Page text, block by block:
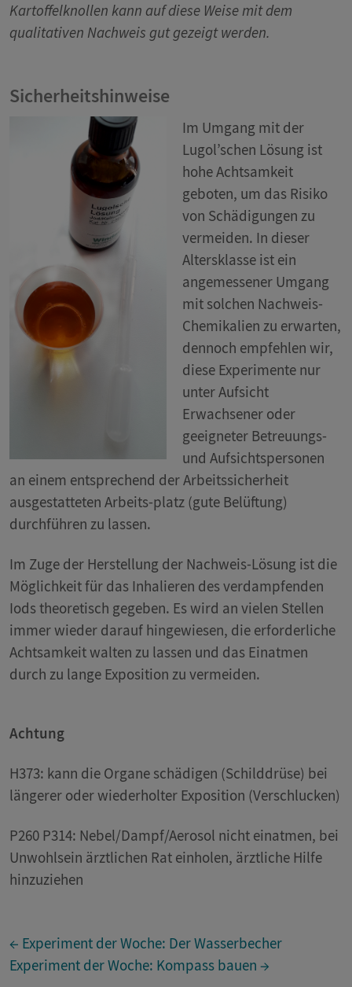
Kartoffelknollen kann auf diese Weise mit dem
qualitativen Nachweis gut gezeigt werden.
Sicherheitshinweise
Im Umgang mit der
Lugol’schen Lösung ist
hohe Achtsamkeit
geboten, um das Risiko
von Schädigungen zu
vermeiden. In dieser
Altersklasse ist ein
angemessener Umgang
mit solchen Nachweis-
Chemikalien zu erwarten,
dennoch empfehlen wir,
diese Experimente nur
unter Aufsicht
Erwachsener oder
geeigneter Betreuungs-
und Aufsichtspersonen
an einem entsprechend der Arbeitssicherheit
ausgestatteten Arbeits-platz (gute Belüftung)
durchführen zu lassen.
Im Zuge der Herstellung der Nachweis-Lösung ist die
Möglichkeit für das Inhalieren des verdampfenden
Iods theoretisch gegeben. Es wird an vielen Stellen
immer wieder darauf hingewiesen, die erforderliche
Achtsamkeit walten zu lassen und das Einatmen
durch zu lange Exposition zu vermeiden.
Achtung
H373: kann die Organe schädigen (Schilddrüse) bei
längerer oder wiederholter Exposition (Verschlucken)
P260 P314: Nebel/Dampf/Aerosol nicht einatmen, bei
Unwohlsein ärztlichen Rat einholen, ärztliche Hilfe
hinzuziehen
← Experiment der Woche: Der Wasserbecher
Experiment der Woche: Kompass bauen →